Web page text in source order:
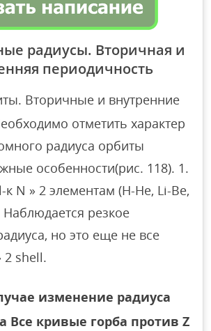
радиусы. Вторичная и
периодичность
Вторичные и внутренние
отметить характер
радиуса орбиты
особенности(рис. 118). 1.
к N » 2 элементам (H-He, Li-Be,
Наблюдается резкое
но это еще не все
2 shell.
изменение радиуса
Все кривые горба против Z